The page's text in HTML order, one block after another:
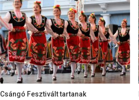
Csángó Fesztivált tartanak